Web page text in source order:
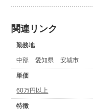
関連リンク
勤務地
中部 愛知県 安城市
単価
60万円以上
特徴